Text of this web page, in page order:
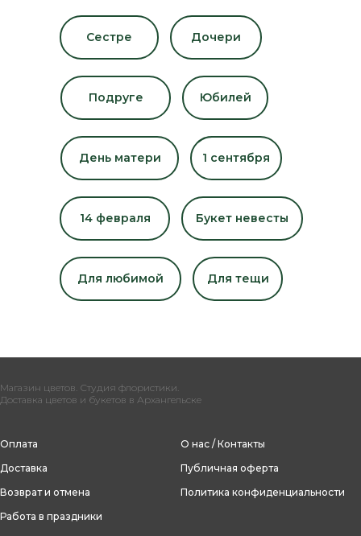
Сестре Дочери
Подруге Юбилей
1 сентября
День матери
14 февраля Букет невесты
Для любимой Для тещи
Магазин цветов. Студия флористики.
Доставка цветов и букетов в Архангельске
Оплата
Доставка
Возврат и отмена
Работа в праздники
О нас / Контакты
Публичная оферта
Политика конфиденциальности